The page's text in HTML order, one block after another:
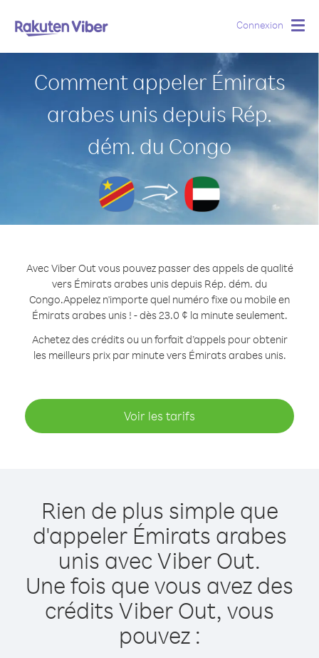
Connexion
Comment appeler Émirats
arabes unis depuis Rép.
dém. du Congo
Avec Viber Out vous pouvez passer des appels de qualité
vers Émirats arabes unis depuis Rép. dém. du
Congo.Appelez n'importe quel numéro fixe ou mobile en
Émirats arabes unis ! - dès 23.0 ¢ la minute seulement.
Achetez des crédits ou un forfait d’appels pour obtenir
les meilleurs prix par minute vers Émirats arabes unis.
Voir les tarifs
Rien de plus simple que
d'appeler Émirats arabes
unis avec Viber Out.
Une fois que vous avez des
crédits Viber Out, vous
pouvez :